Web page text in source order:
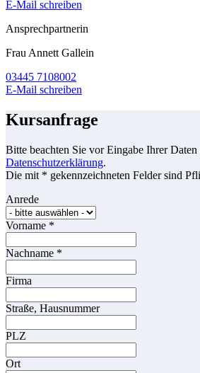
E-Mail schreiben
Ansprechpartnerin
Frau Annett Gallein
03445 7108002
E-Mail schreiben
Kursanfrage
Bitte beachten Sie vor Eingabe Ihrer Daten
Datenschutzerklärung.
Die mit * gekennzeichneten Felder sind
Anrede
Vorname *
Nachname *
Firma
Straße, Hausnummer
PLZ
Ort